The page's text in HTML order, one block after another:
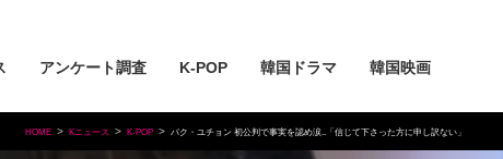
アンケート調査 K-POP 韓国ドラマ 韓国映画
HOME Kニュース K-POP パク・ユチョン 初公判で事実を認め涙..「信じて下さった方に申し訳ない」